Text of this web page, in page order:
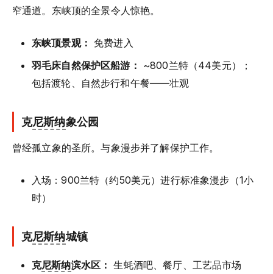
窄通道。东峡顶的全景令人惊艳。
东峡顶景观： 免费进入
羽毛床自然保护区船游： ~800兰特（44美元）；
包括渡轮、自然步行和午餐——壮观
克尼斯纳象公园
曾经孤立象的圣所。与象漫步并了解保护工作。
入场：900兰特（约50美元）进行标准象漫步（1小
时）
克尼斯纳城镇
克尼斯纳滨水区： 生蚝酒吧、餐厅、工艺品市场